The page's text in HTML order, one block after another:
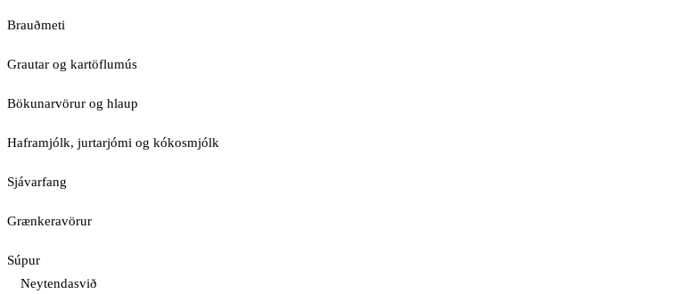
Brauðmeti
Grautar og kartöflumús
Bökunarvörur og hlaup
Haframjólk, jurtarjómi og kókosmjólk
Sjávarfang
Grænkeravörur
Súpur
Neytendasvið